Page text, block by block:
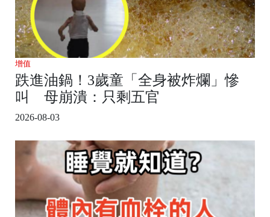
增值
跌進油鍋！3歲童「全身被炸爛」慘
叫 母崩潰：只剩五官
2026-08-03